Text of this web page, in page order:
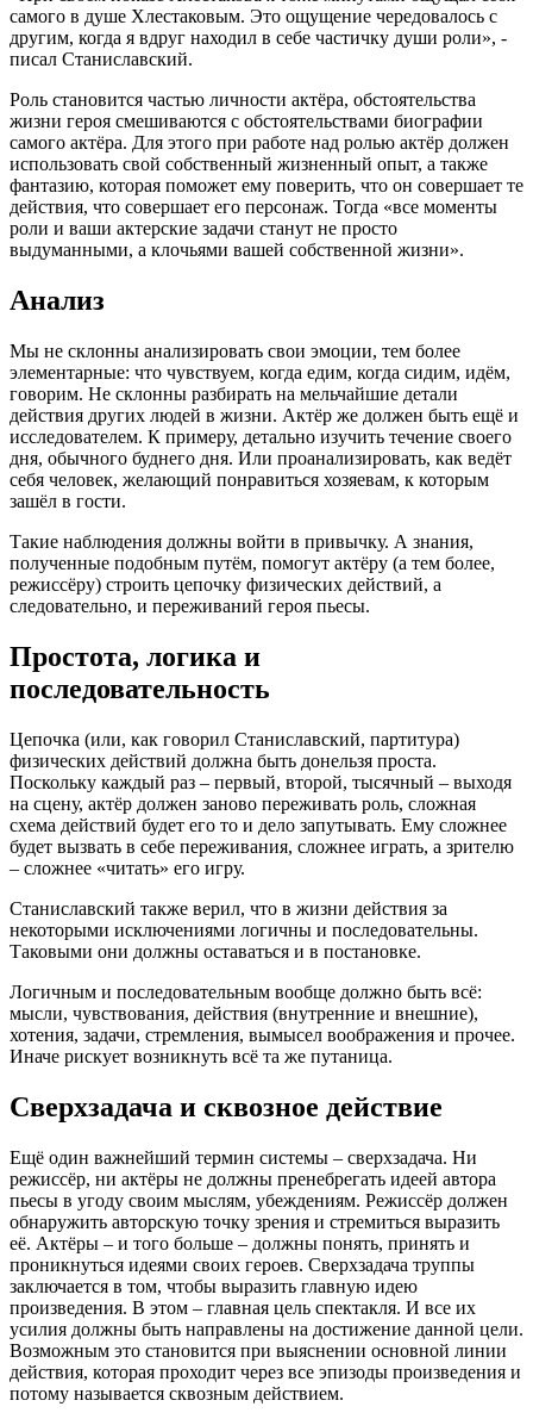
самого в душе Хлестаковым. Это ощущение чередовалось с
другим, когда я вдруг находил в себе частичку души роли», -
писал Станиславский.
Роль становится частью личности актёра, обстоятельства
жизни героя смешиваются с обстоятельствами биографии
самого актёра. Для этого при работе над ролью актёр должен
использовать свой собственный жизненный опыт, а также
фантазию, которая поможет ему поверить, что он совершает те
действия, что совершает его персонаж. Тогда «все моменты
роли и ваши актерские задачи станут не просто
выдуманными, а клочьями вашей собственной жизни».
Анализ
Мы не склонны анализировать свои эмоции, тем более
элементарные: что чувствуем, когда едим, когда сидим, идём,
говорим. Не склонны разбирать на мельчайшие детали
действия других людей в жизни. Актёр же должен быть ещё и
исследователем. К примеру, детально изучить течение своего
дня, обычного буднего дня. Или проанализировать, как ведёт
себя человек, желающий понравиться хозяевам, к которым
зашёл в гости.
Такие наблюдения должны войти в привычку. А знания,
полученные подобным путём, помогут актёру (а тем более,
режиссёру) строить цепочку физических действий, а
следовательно, и переживаний героя пьесы.
Простота, логика и
последовательность
Цепочка (или, как говорил Станиславский, партитура)
физических действий должна быть донельзя проста.
Поскольку каждый раз – первый, второй, тысячный – выходя
на сцену, актёр должен заново переживать роль, сложная
схема действий будет его то и дело запутывать. Ему сложнее
будет вызвать в себе переживания, сложнее играть, а зрителю
– сложнее «читать» его игру.
Станиславский также верил, что в жизни действия за
некоторыми исключениями логичны и последовательны.
Таковыми они должны оставаться и в постановке.
Логичным и последовательным вообще должно быть всё:
мысли, чувствования, действия (внутренние и внешние),
хотения, задачи, стремления, вымысел воображения и прочее.
Иначе рискует возникнуть всё та же путаница.
Сверхзадача и сквозное действие
Ещё один важнейший термин системы – сверхзадача. Ни
режиссёр, ни актёры не должны пренебрегать идеей автора
пьесы в угоду своим мыслям, убеждениям. Режиссёр должен
обнаружить авторскую точку зрения и стремиться выразить
её. Актёры – и того больше – должны понять, принять и
проникнуться идеями своих героев. Сверхзадача труппы
заключается в том, чтобы выразить главную идею
произведения. В этом – главная цель спектакля. И все их
усилия должны быть направлены на достижение данной цели.
Возможным это становится при выяснении основной линии
действия, которая проходит через все эпизоды произведения и
потому называется сквозным действием.